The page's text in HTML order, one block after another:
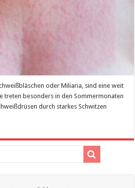
oder Miliaria, sind eine weit
treten besonders in den Sommermonaten
durch starkes Schwitzen